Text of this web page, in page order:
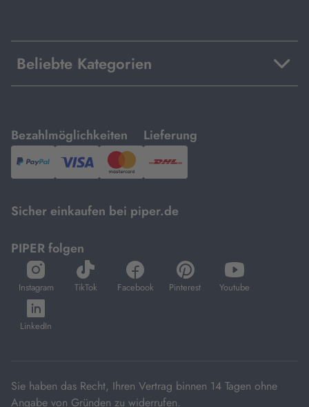
Beliebte Kategorien
Bezahlmöglichkeiten
mit
PayPal,Visa
und
Lieferung
mit
DHL.
Sicher einkaufen bei piper.de
PIPER folgen
Instagram
öffnet
in
neuem
Tab
TikTok
öffnet
in
Facebook
öffnet
in
Pinterest
öffnet
in
Youtube
öffnet
in
LinkedIn
öffnet
in
Sie haben das Recht, Ihren Vertrag binnen 14 Tagen ohne
Angabe von Gründen zu widerrufen.